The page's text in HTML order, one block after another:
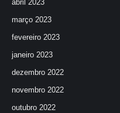
abril 2023
março 2023
fevereiro 2023
janeiro 2023
dezembro 2022
novembro 2022
outubro 2022